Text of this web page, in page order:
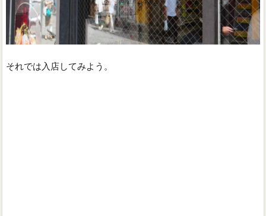
それでは入店してみよう。